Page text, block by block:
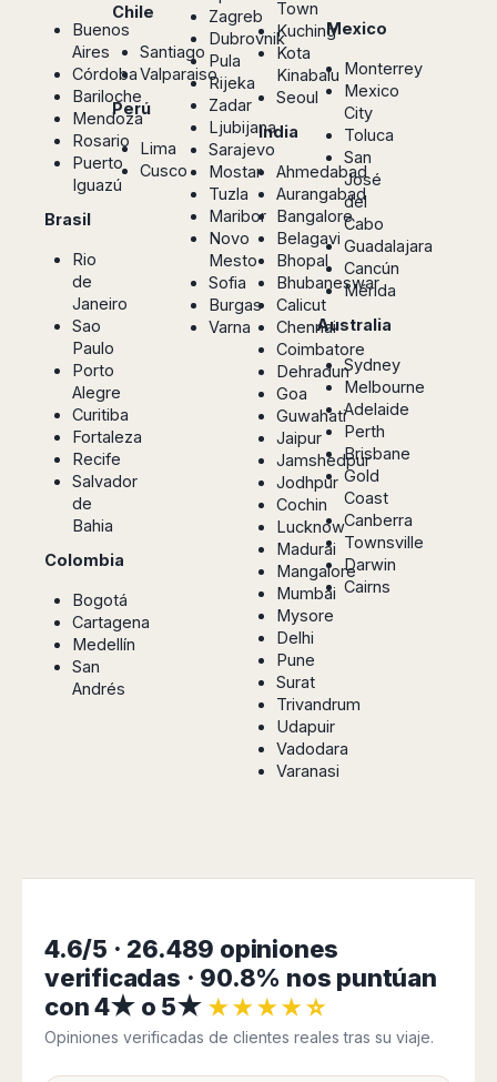
Madurai
Mangalore
Mumbai
Mysore
Delhi
Pune
Surat
Udapuir
Varanasi
Chile
Santiago
Valparaiso
Perú
Lima
Cusco
Buenos
Aires
Córdoba
Bariloche
Mendoza
Rosario
Puerto
Iguazú
Brasil
Rio
de
Janeiro
Sao
Paulo
Porto
Alegre
Curitiba
Fortaleza
Recife
Salvador
de
Bahia
Colombia
Bogotá
Cartagena
Medellín
San
Andrés
Chile
Santiago
Valparaiso
Perú
Lima
Cusco
Zagreb
Dubrovnik
Pula
Rijeka
Zadar
Ljubijana
Sarajevo
Mostar
Tuzla
Maribor
Novo
Mesto
Sofia
Burgas
Varna
Town
Kuching
Kota
Kinabalu
Seoul
India
Ahmedabad
Aurangabad
Bangalore
Belagavi
Bhopal
Bhubaneswar
Calicut
Chennai
Coimbatore
Dehradun
Goa
Guwahati
Jaipur
Jamshedpur
Jodhpur
Cochin
Lucknow
Madurai
Mangalore
Mumbai
Mysore
Delhi
Pune
Surat
Trivandrum
Udapuir
Vadodara
Varanasi
Mexico
Monterrey
Mexico
City
Toluca
San
José
del
Cabo
Guadalajara
Cancún
Mérida
Australia
Sydney
Melbourne
Adelaide
Perth
Brisbane
Gold
Coast
Canberra
Townsville
Darwin
Cairns
4.6/5 · 26.489 opiniones
verificadas · 90.8% nos puntúan
con 4★ o 5★ ★★★★☆
Opiniones verificadas de clientes reales tras su viaje.